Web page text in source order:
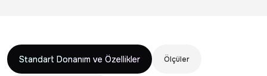
Standart Donanım ve Özellikler Ölçüler